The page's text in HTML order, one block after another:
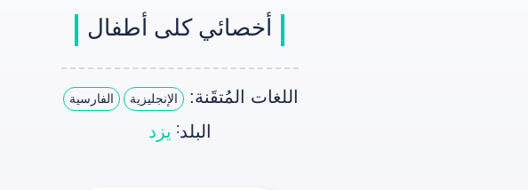
أخصائي كلى أطفال
اللغات المُتقَنة: الإنجليزية الفارسية
البلد: يزد